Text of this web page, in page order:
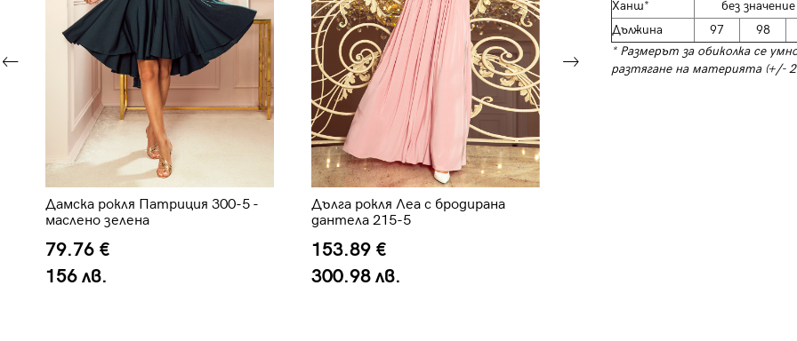
Дамска рокля Патриция 300-5 -
маслено зелена
79.76 €
156 лв.
Дълга рокля Леа с бродирана
дантела 215-5
153.89 €
300.98 лв.
Ханш*
без значение
Дължина
97 98
* Размерът за обиколка се
разтягане на материята (+/-